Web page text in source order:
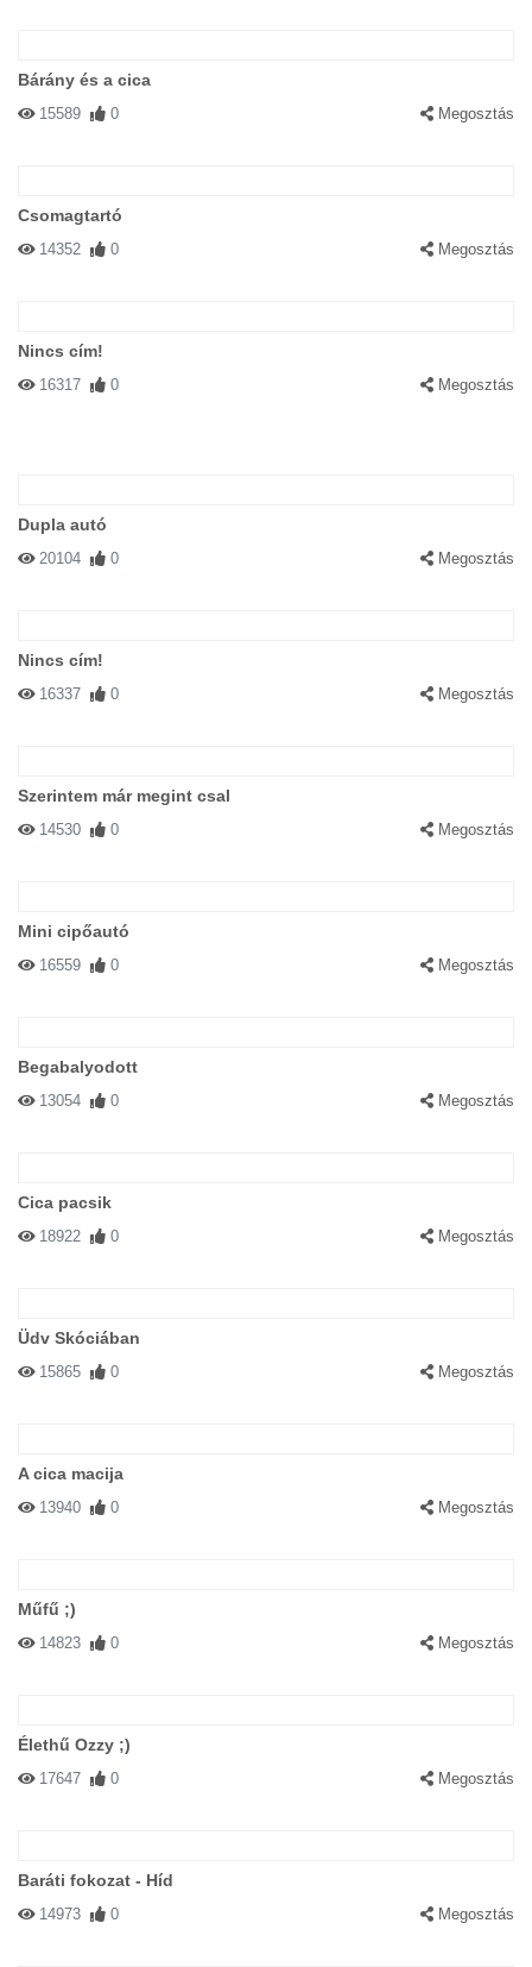
Bárány és a cica
15589 0 Megosztás
Csomagtartó
14352 0 Megosztás
Nincs cím!
16317 0 Megosztás
Dupla autó
20104 0 Megosztás
Nincs cím!
16337 0 Megosztás
Szerintem már megint csal
14530 0 Megosztás
Mini cipőautó
16559 0 Megosztás
Begabalyodott
13054 0 Megosztás
Cica pacsik
18922 0 Megosztás
Üdv Skóciában
15865 0 Megosztás
A cica macija
13940 0 Megosztás
Műfű ;)
14823 0 Megosztás
Élethű Ozzy ;)
17647 0 Megosztás
Baráti fokozat - Híd
14973 0 Megosztás